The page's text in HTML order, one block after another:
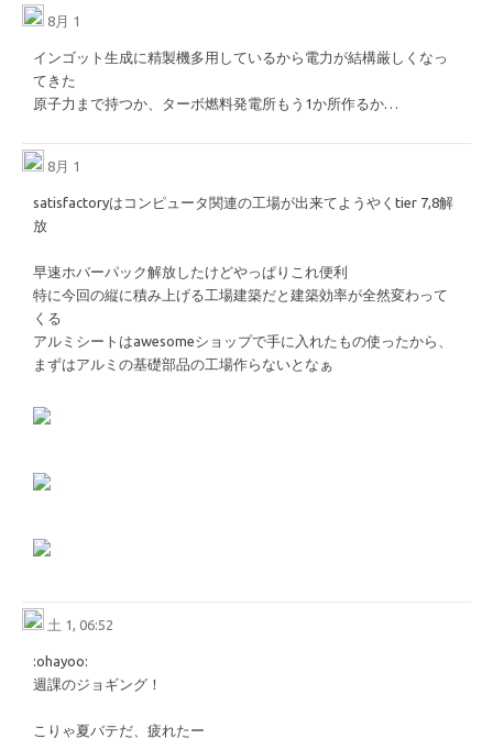
8月 1
インゴット生成に精製機多用しているから電力が結構厳しくなっ
てきた
原子力まで持つか、ターボ燃料発電所もう1か所作るか…
8月 1
satisfactoryはコンピュータ関連の工場が出来てようやくtier 7,8解
放
早速ホバーパック解放したけどやっぱりこれ便利
特に今回の縦に積み上げる工場建築だと建築効率が全然変わって
くる
アルミシートはawesomeショップで手に入れたもの使ったから、
まずはアルミの基礎部品の工場作らないとなぁ
土 1, 06:52
​:ohayoo:​
週課のジョギング！
こりゃ夏バテだ、疲れたー